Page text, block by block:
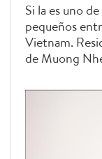
Si la es uno
pequeños
Vietnam.
de Muong
rasgos